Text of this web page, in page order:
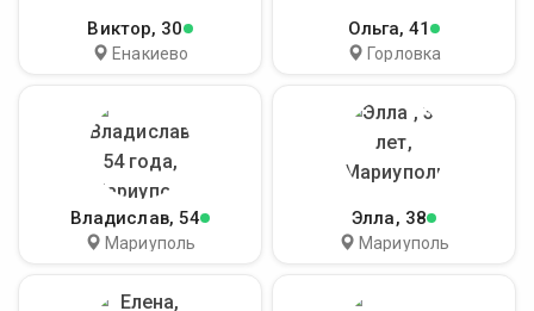
Виктор, 30
Енакиево
Ольга, 41
Горловка
Владислав, 54
Мариуполь
Элла, 38
Мариуполь